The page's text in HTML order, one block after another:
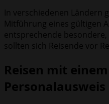
In verschiedenen Ländern
Mitführung eines gültigen
entsprechende
sollten sich Reisende vor
Reisen mit
Personalausweis